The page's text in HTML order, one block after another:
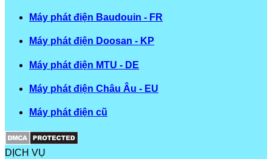
Máy phát điện Baudouin - FR
Máy phát điện Doosan - KP
Máy phát điện MTU - DE
Máy phát điện Châu Âu - EU
Máy phát điện cũ
DỊCH VỤ